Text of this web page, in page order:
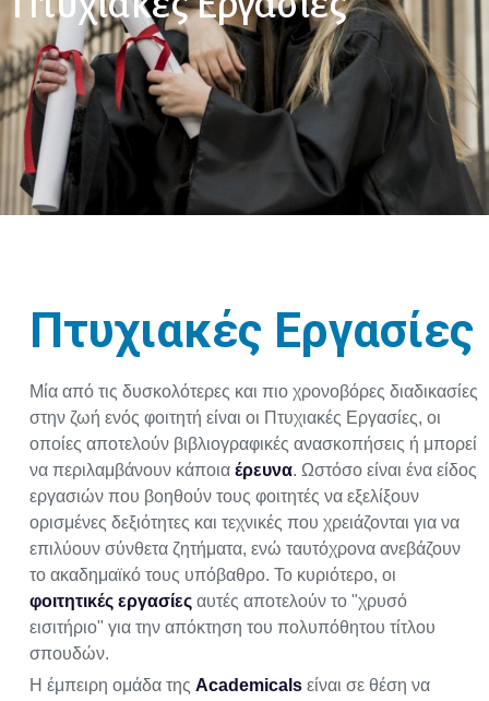
Πτυχιακές Εργασίες
Μία από τις δυσκολότερες και πιο χρονοβόρες διαδικασίες
στην ζωή ενός φοιτητή είναι οι Πτυχιακές Εργασίες, οι
οποίες αποτελούν βιβλιογραφικές ανασκοπήσεις ή μπορεί
να περιλαμβάνουν κάποια έρευνα. Ωστόσο είναι ένα είδος
εργασιών που βοηθούν τους φοιτητές να εξελίξουν
ορισμένες δεξιότητες και τεχνικές που χρειάζονται για να
επιλύουν σύνθετα ζητήματα, ενώ ταυτόχρονα ανεβάζουν
το ακαδημαϊκό τους υπόβαθρο. Το κυριότερο, οι
φοιτητικές εργασίες αυτές αποτελούν το "χρυσό
εισιτήριο" για την απόκτηση του πολυπόθητου τίτλου
σπουδών.
Η έμπειρη ομάδα της Academicals είναι σε θέση να